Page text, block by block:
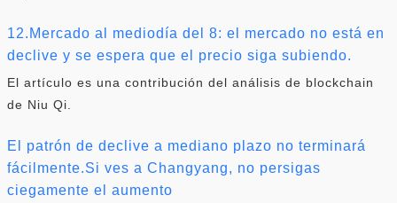
12.Mercado al mediodía del 8: el mercado no está en
declive y se espera que el precio siga subiendo.
El artículo es una contribución del análisis de blockchain
de Niu Qi.
El patrón de declive a mediano plazo no terminará
fácilmente.Si ves a Changyang, no persigas
ciegamente el aumento